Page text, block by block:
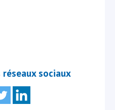
sociaux